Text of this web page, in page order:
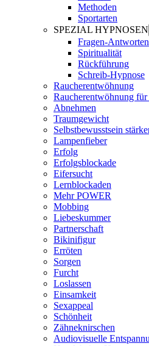
Methoden
Sportarten
SPEZIAL HYPNOSEN
Fragen-Antworten
Spiritualität
Rückführung
Schreib-Hypnose
Raucherentwöhnung
Raucherentwöhnung
Abnehmen
Traumgewicht
Selbstbewusstsein
Lampenfieber
Erfolg
Erfolgsblockade
Eifersucht
Lernblockaden
Mehr POWER
Mobbing
Liebeskummer
Partnerschaft
Bikinifigur
Erröten
Sorgen
Furcht
Loslassen
Einsamkeit
Sexappeal
Schönheit
Zähneknirschen
Audiovisuelle